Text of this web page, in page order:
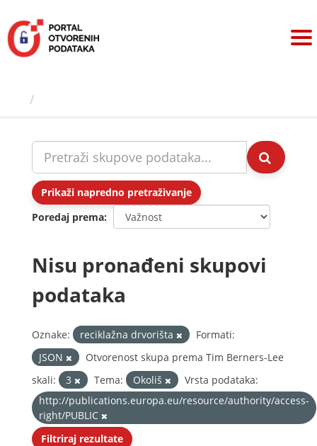
sadržaj
Prikaži napredno pretraživanje
Poredaj prema
Nisu pronađeni skupovi
podataka
Oznake: reciklažna drvorišta
Formati:
JSON
Otvorenost skupa prema Tim Berners-Lee
skali:
3 Tema: Okoliš
Vrsta podataka:
http://publications.europa.eu/resource/authority/access-
right/PUBLIC
Filtriraj rezultate